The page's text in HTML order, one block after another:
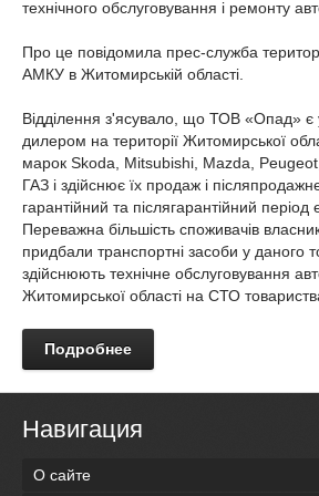
технічного обслуговування і ремонту
Про це повідомила прес-служба
АМКУ в Житомирській області.
Відділення з'ясувало, що ТОВ «Опад»
дилером на території Житомирської
марок Skoda, Mitsubishi, Mazda,
ГАЗ і здійснює їх продаж і
гарантійний та післягарантійний період
Переважна більшість споживачів
придбали транспортні засоби у даного
здійснюють технічне обслуговування
Житомирської області на СТО
Подробнее
Навигация
О сайте